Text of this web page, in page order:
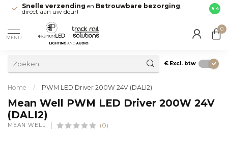
Snelle verzending en Betrouwbare bezorging,
direct aan uw deur!
Maak
9.4
MENU
0
€ Excl. btw
Home / PWM LED Driver 200W 24V (DALI2)
Mean Well PWM LED Driver 200W 24V
(DALI2)
MEAN WELL (0)